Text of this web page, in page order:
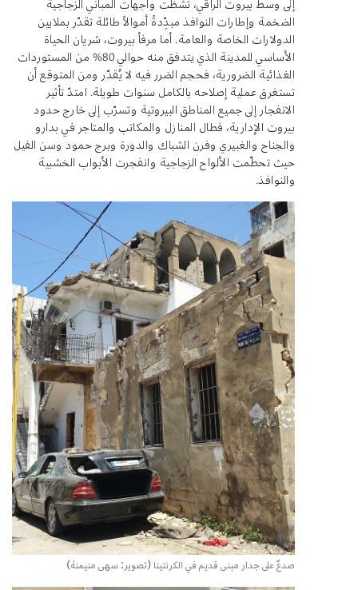
الضخمة وإطارات النوافذ مبدِّدةً أموالاً طائلة تقدّر بملايين
الدولارات الخاصة والعامة. أما مرفأ بيروت، شريان الحياة
الأساسي للمدينة الذي يتدفق منه حوالي 80% من المستوردات
الغذائية الضرورية، فحجم الضرر فيه لا يُقدّر ومن المتوقع أن
تستغرق عملية إصلاحه بالكامل سنوات طويلة. امتدّ تأثير
الانفجار إلى جميع المناطق البيروتية وتسرّب إلى خارج حدود
بيروت الإدارية، فطال المنازل والمكاتب والمتاجر في بدارو
والجناح والغبيري وفرن الشباك والدورة وبرج حمود وسن الفيل
حيث تحطّمت الألواح الزجاجية وانفجرت الأبواب الخشبية
والنوافذ.
صدعٌ على جدار مبنى قديم في الكرنتينا (تصوير: سهى منيمنة)